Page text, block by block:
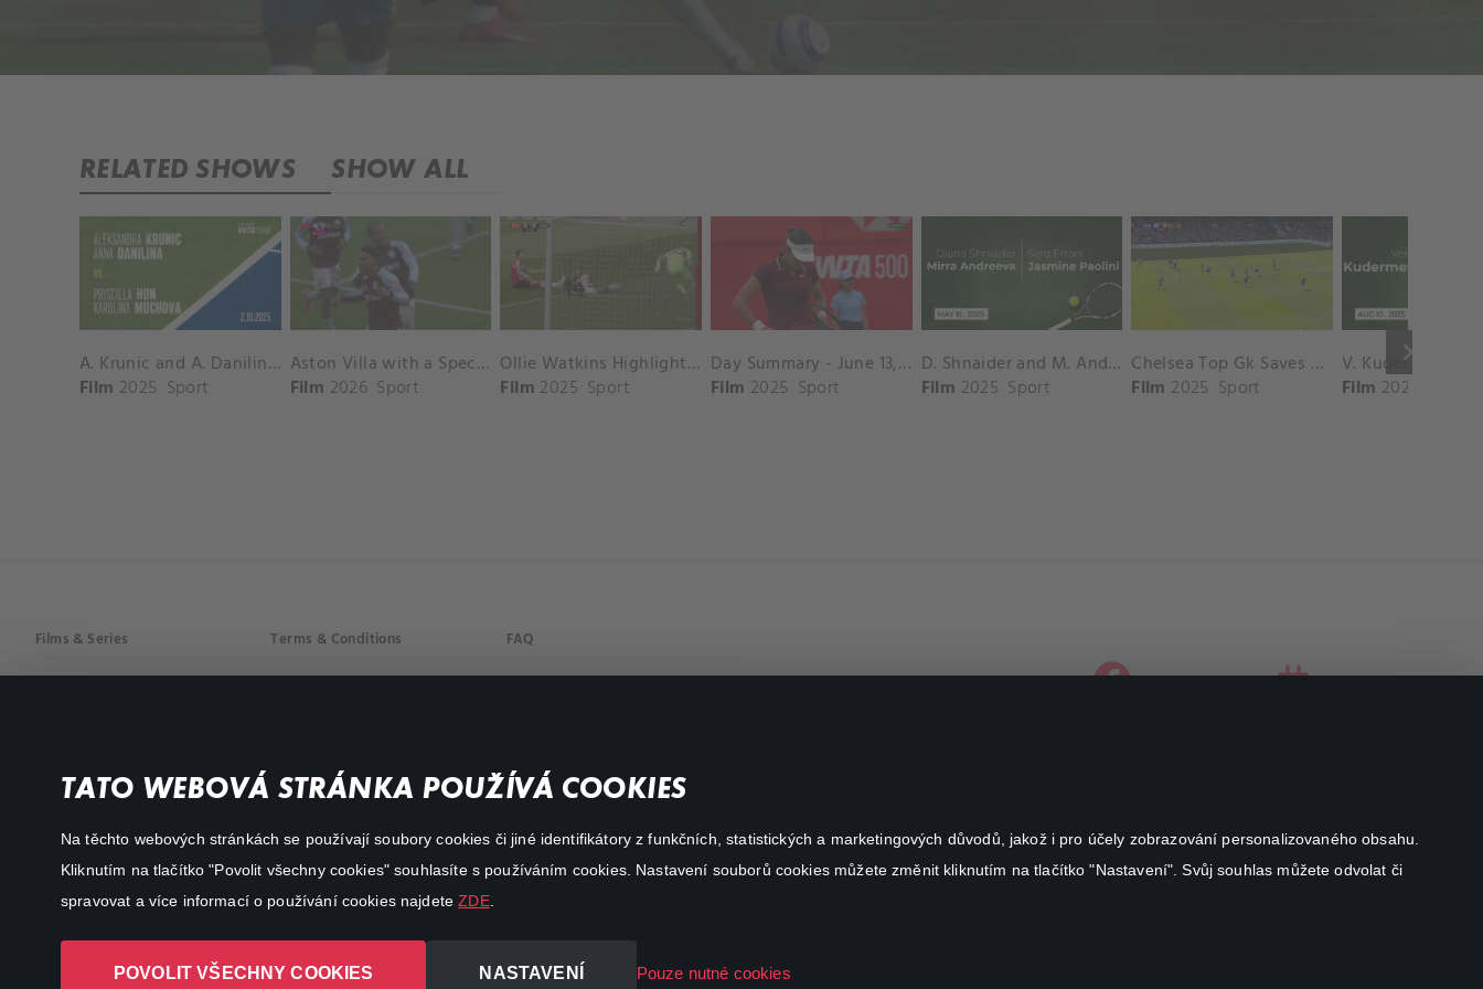
TATO WEBOVÁ STRÁNKA POUŽÍVÁ COOKIES
Na těchto webových stránkách se používají soubory cookies či jiné identifikátory z funkčních, statistických a marketingových důvodů, jakož i pro účely zobrazování personalizovaného obsahu.
Kliknutím na tlačítko "Povolit všechny cookies" souhlasíte s používáním cookies. Nastavení souborů cookies můžete změnit kliknutím na tlačítko "Nastavení". Svůj souhlas můžete odvolat či
spravovat a více informací o používání cookies najdeteZDE.
POVOLIT VŠECHNY COOKIES NASTAVENÍ Pouze nutné cookies
RELATED SHOWS SHOW ALL
keyboard_arrow_right
A. Krunic and A. Danilina vs. P. Hon and K. Muchova Match Highlights - BEIJING_Capital Group Diamond ( October 02, 2025)
Film 2025 Sport
Aston Villa with a Spectacular Goal vs. Nottingham Forest
Film 2026 Sport
Ollie Watkins Highlights vs. Southampton
Film 2025 Sport
Day Summary - June 13, 2025
Film 2025 Sport
D. Shnaider and M. Andreeva vs. S. Errani and J. Paolini Match Highlights - ROME_Campo Centrale ( May 16, 2025)
Film 2025 Sport
Chelsea Top Gk Saves vs. Crystal Palace
Film 2025 Sport Film 2025
Films & Series
Action
Terms & Conditions FAQ
facebookinstagram
Canal+ Luxembourg S. à r.l. se sídlem Rue Albert Borschette 4,